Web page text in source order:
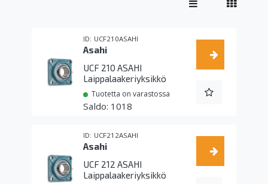
UCF210ASAHI
Asahi
UCF 210 ASAHI
Laippalaakeriyksikkö
Tuotetta on varastossa
1018
UCF212ASAHI
Asahi
UCF 212 ASAHI
Laippalaakeriyksikkö